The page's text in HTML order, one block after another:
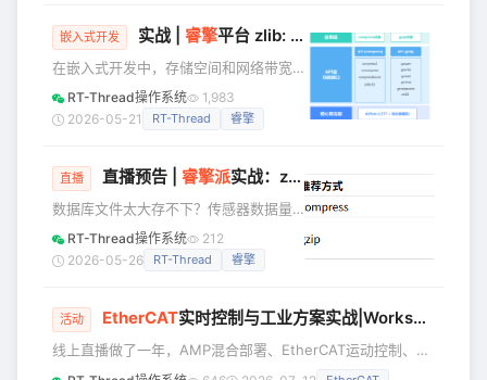
的科普文章。我没做过机器
核心问题。 上一篇文章介绍了 DSMC 总
线方案，适合与 FPGA 等外部设备高速
通信。今天我们聚焦另一个场景——睿
擎平台 AMP 共享内存（SHM）通信，
介绍 RC3562 平台如何利用芯
嵌入式开发 实战 | 睿擎平台 zlib: 嵌入式数据压缩方案，从移植到应用一文打通
在嵌入式开发中，存储空间和网络带宽
一直是稀缺资源：数据库文件太大存不
下、传感器数据量大传不动、固件升级
辑，踩坑多、维护难。 今天分享一个基
于睿擎派 RC3506 的完整 zlib 方案——
从源码移植到应用实战，提供两种压缩
方式，手把手带你搞定嵌入式数据压
缩。 为什么选 zlib？ zlib 是全世界部署
RT-Thread操作系统
1,983
2026-05-21
RT-Thread 睿擎
直播 直播预告 | 睿擎派实战：zlib 压缩库移植与嵌入式应用（开源软件包移植专题第2期）
数据库文件太大存不下？传感器数据量
大传不动？固件升级包占用过多 Flash？
5月27日（周三）晚8点，睿擎派「开源
缩库的移植与应用，并结合 SQLite 数据
库实测压缩率——36864 字节 → 8909
字节，节省 75.8%。 这场直播能帮你解
RT-Thread操作系统
212
2026-05-26
RT-Thread 睿擎
活动 EtherCAT实时控制与工业方案实战|Workshop
线上直播做了一年，AMP混合部署、EtherCAT运动控制、
AD7606高速采集，大家应该不陌生了。 但有一个环节始终缺